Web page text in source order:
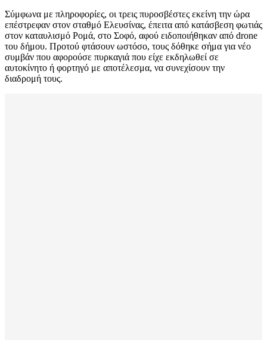
Σύμφωνα με πληροφορίες, οι τρεις πυροσβέστες εκείνη την ώρα
επέστρεφαν στον σταθμό Ελευσίνας, έπειτα από κατάσβεση φωτιάς
στον καταυλισμό Ρομά, στο Σοφό, αφού ειδοποιήθηκαν από drone
του δήμου. Προτού φτάσουν ωστόσο, τους δόθηκε σήμα για νέο
συμβάν που αφορούσε πυρκαγιά που είχε εκδηλωθεί σε
αυτοκίνητο ή φορτηγό με αποτέλεσμα, να συνεχίσουν την
διαδρομή τους.